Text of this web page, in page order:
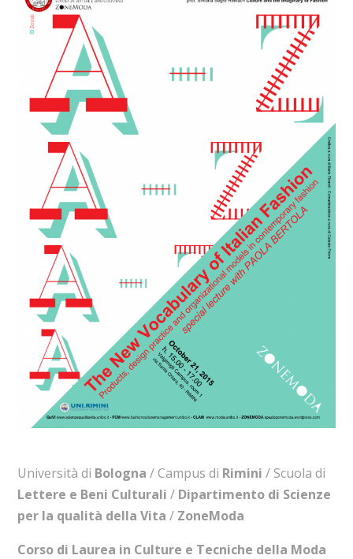
Università di Bologna / Campus di Rimini / Scuola di
Lettere e Beni Culturali / Dipartimento di Scienze
per la qualità della Vita / ZoneModa
Corso di Laurea in Culture e Tecniche della Moda